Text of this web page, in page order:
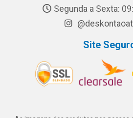
Segunda a Sexta:
Site